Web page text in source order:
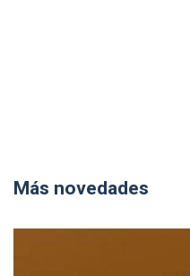
Más novedades